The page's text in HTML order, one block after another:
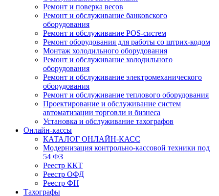
Ремонт и поверка весов
Ремонт и обслуживание банковского
оборудования
Ремонт и обслуживание POS-систем
Ремонт оборудования для работы со штрих-кодом
Монтаж холодильного оборудования
Ремонт и обслуживание холодильного
оборудования
Ремонт и обслуживание электромеханического
оборудования
Ремонт и обслуживание теплового оборудования
Проектирование и обслуживание систем
автоматизации торговли и бизнеса
Установка и обслуживание тахографов
Онлайн-кассы
КАТАЛОГ ОНЛАЙН-КАСС
Модернизация контрольно-кассовой техники под
54 ФЗ
Реестр ККТ
Реестр ОФД
Реестр ФН
Тахографы